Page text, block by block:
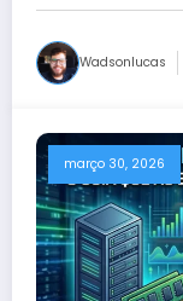
Wadsonlucas
março 30, 2026